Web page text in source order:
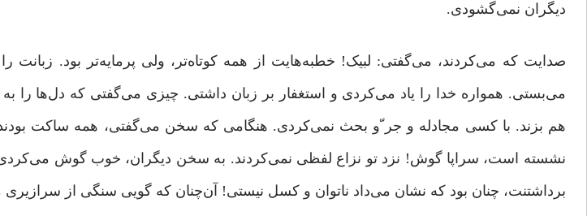
دیگران نمی‌گشودی.
صدایت که می‌کردند، می‌گفتی: لبیک! خطبه‌هایت از همه کوتاه‌تر، ولی پرمایه‌تر بود. زبانت را
می‌بستی. همواره خدا را یاد می‌کردی و استغفار بر زبان داشتی. چیزی می‌گفتی که دل‌ها را به
هم بزند. با کسی مجادله و جر ّو بحث نمی‌کردی. هنگامی که سخن می‌گفتی، همه ساکت
نشسته است، سراپا گوش! نزد تو نزاع لفظی نمی‌کردند. به سخن دیگران، خوب گوش
برداشتنت، چنان بود که نشان می‌داد ناتوان و کسل نیستی! آن‌چنان که گویی سنگی از سرازیری